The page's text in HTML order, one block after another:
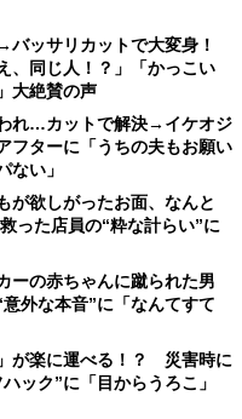
バッサリカットで大変身！
、同じ人！？」「かっこい
大絶賛の声
れ…カットで解決→イケオジ
ターに「うちの夫もお願い
ない」
が欲しがったお面、なんと
った店員の“粋な計らい”に
ーの赤ちゃんに蹴られた男
外な本音”に「なんてすて
が楽に運べる！？ 災害時に
ック”に「目からうろこ」